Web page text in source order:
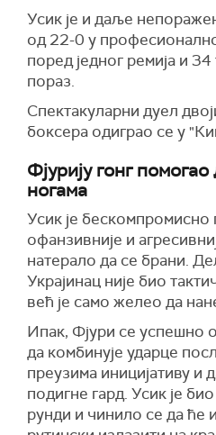
Усик је и даље
од 22-0 у
поред једног ремија и
пораз.
Спектакуларни дуел
боксера одиграо се у
Фјурију гонг
ногама
Усик је
офанзивније и
натерало да се брани.
Украјинац није био
већ је само желео да
Ипак, Фјури се успешно
да комбинује ударце
преузима иницијативу и
подигне гард. Усик је
рунди и чинило се да ће